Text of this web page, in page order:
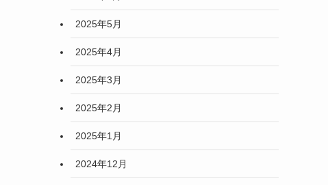
2025年5月
2025年4月
2025年3月
2025年2月
2025年1月
2024年12月